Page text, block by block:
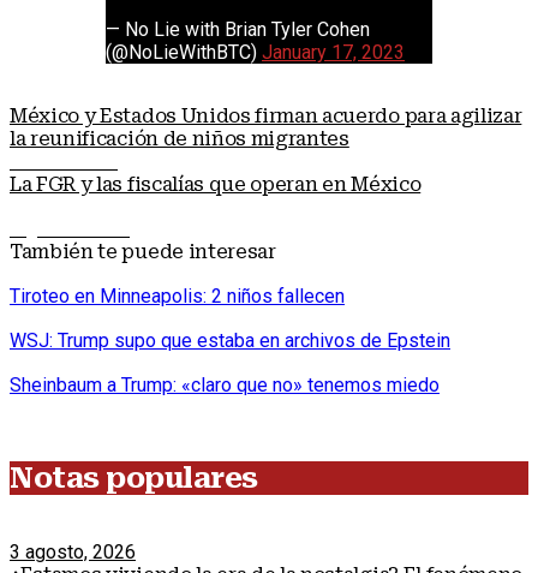
— No Lie with Brian Tyler Cohen
(@NoLieWithBTC) January 17, 2023
México y Estados Unidos firman acuerdo para agilizar
la reunificación de niños migrantes
La FGR y las fiscalías que operan en México
También te puede interesar
Tiroteo en Minneapolis: 2 niños fallecen
WSJ: Trump supo que estaba en archivos de Epstein
Sheinbaum a Trump: «claro que no» tenemos miedo
Notas populares
3 agosto, 2026